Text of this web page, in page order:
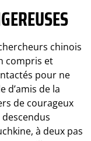
chinois
compris et
pour ne
d’amis de la
de courageux
à deux pas